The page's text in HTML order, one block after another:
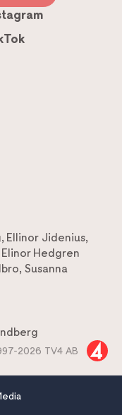
, Ellinor Jidenius,
Elinor Hedgren
, Susanna
2026 TV4 AB